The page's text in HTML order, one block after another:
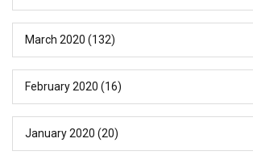
March 2020 (132)
February 2020 (16)
January 2020 (20)